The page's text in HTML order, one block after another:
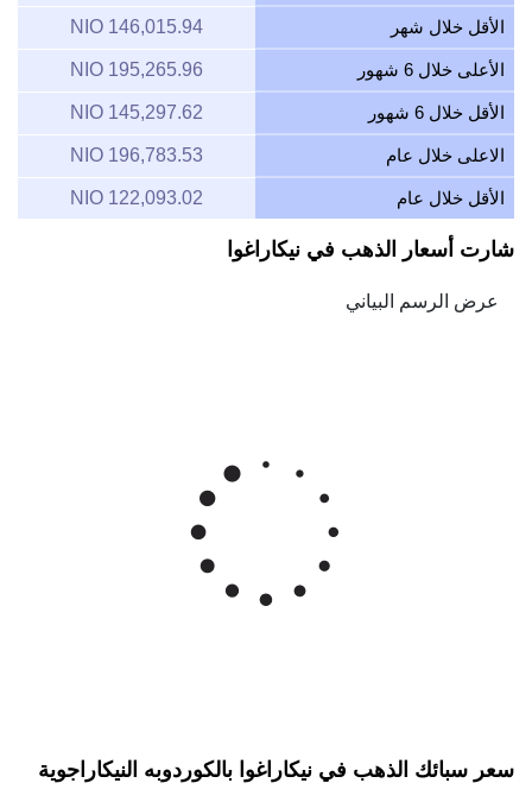
الأقل خلال شهر 146,015.94 NIO
الأعلى خلال 6 شهور 195,265.96 NIO
الأقل خلال 6 شهور 145,297.62 NIO
الاعلى خلال عام 196,783.53 NIO
الأقل خلال عام 122,093.02 NIO
شارت أسعار الذهب في نيكاراغوا
سعر الذهب كوردوبه نيكاراجوية/للأونصة
May '26
Feb 7, 2026 → Aug 7, 2026
سعر سبيكة الذهب 1 جرام في نيكاراغوا:
5,071.48